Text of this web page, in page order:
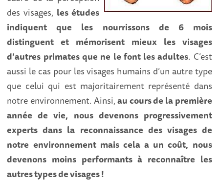
des visages, les études
indiquent que les nourrissons de 6 mois
distinguent et mémorisent mieux les visages
d’autres primates que ne le font les adultes. C’est
aussi le cas pour les visages humains d’un autre type
que celui qui est majoritairement représenté dans
notre environnement. Ainsi,au cours de la première
année de vie, nous devenons progressivement
experts dans la reconnaissance des visages de
notre environnement mais cela a un coût, nous
devenons moins performants à reconnaître les
autres types de visages !